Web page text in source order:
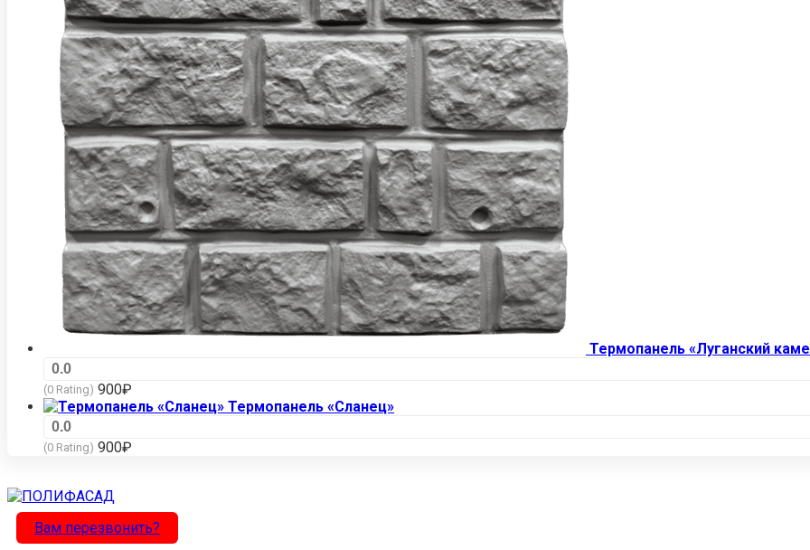
Термопанель «Луганский
0.0
(0 Rating) 900₽
Термопанель «Сланец»
0.0
(0 Rating) 900₽
Вам перезвонить?